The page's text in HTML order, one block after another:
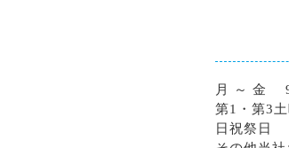
月 ～ 金 9
第1・第3
日祝祭日